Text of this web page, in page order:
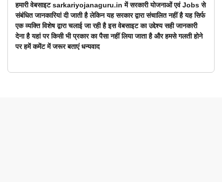
हमारी वेबसाइट sarkariyojanaguru.in में सरकारी योजनाओं एवं Jobs से
संबंधित जानकारियां दी जाती है लेकिन यह सरकार द्वारा संचालित नहीं है यह सिर्फ
एक व्यक्ति विशेष द्वारा चलाई जा रही है इस वेबसाइट का उद्देश्य सही जानकारी
देना है यहां पर किसी भी प्रकार का पैसा नहीं लिया जाता है और हमसे गलती होने
पर हमें कमेंट में जरूर बताएं धन्यवाद